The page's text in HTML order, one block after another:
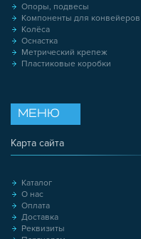
Опоры, подвесы
Компоненты для конвейеров
Колёса
Оснастка
Метрический крепеж
Пластиковые коробки
МЕНЮ
Карта сайта
Каталог
О нас
Оплата
Доставка
Реквизиты